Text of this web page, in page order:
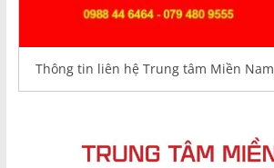
Thông tin liên hệ Trung tâm Miền Nam